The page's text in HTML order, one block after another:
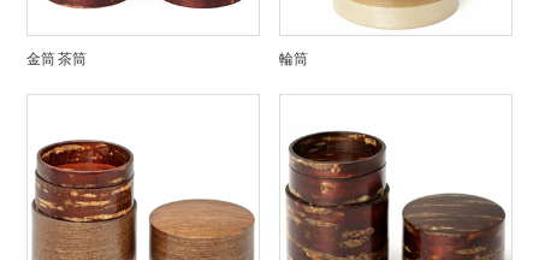
金筒 茶筒 輪筒